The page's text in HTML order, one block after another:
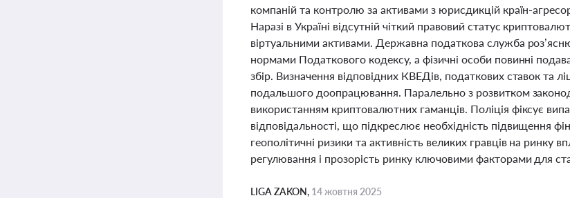
компаній та контролю за активами з юрисдикцій країн-
Наразі в Україні відсутній чіткий правовий статус
віртуальними активами. Державна податкова служба
нормами Податкового кодексу, а фізичні особи повинні
збір. Визначення відповідних КВЕДів, податкових ставок та
подальшого доопрацювання. Паралельно з розвитком
використанням криптовалютних гаманців. Поліція фіксує
відповідальності, що підкреслює необхідність підвищення
геополітичні ризики та активність великих гравців на
регулювання і прозорість ринку ключовими факторами для
LIGA ZAKON, 14 жовтня 2025